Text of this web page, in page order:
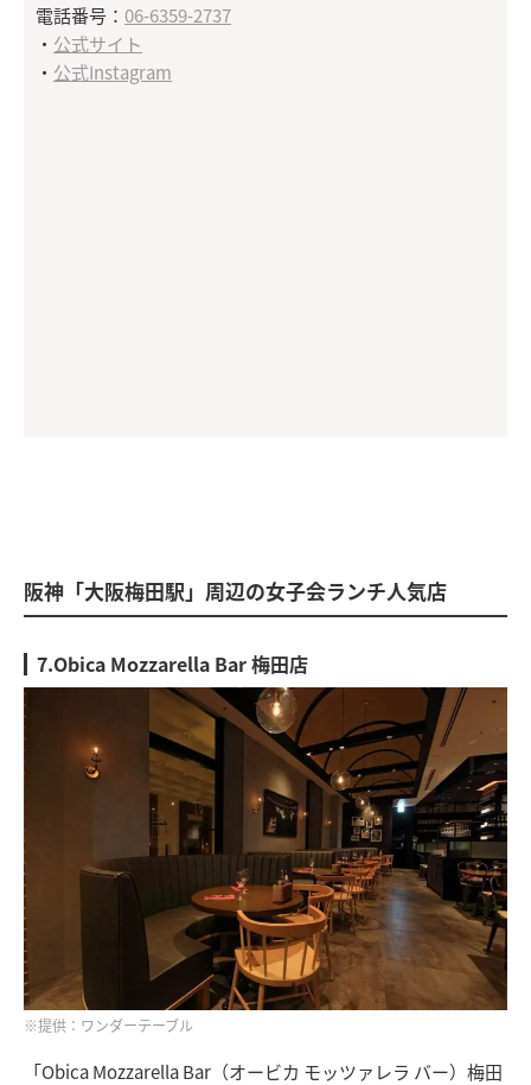
電話番号： 06-6359-2737
・ 公式サイト
・ 公式Instagram
阪神「大阪梅田駅」周辺の女子会ランチ人気店
7.Obica Mozzarella Bar 梅田店
※提供：ワンダーテーブル
「Obica Mozzarella Bar（オービカ モッツァレラ バー）梅田